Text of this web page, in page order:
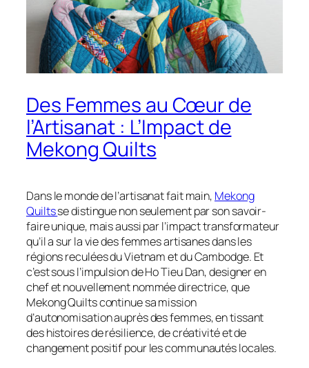
Des Femmes au Cœur de
l’Artisanat : L’Impact de
Mekong Quilts
Dans le monde de l’artisanat fait main, Mekong
Quiltsse distingue non seulement par son savoir-
faire unique, mais aussi par l’impact transformateur
qu’il a sur la vie des femmes artisanes dans les
régions reculées du Vietnam et du Cambodge. Et
c’est sous l’impulsion de Ho Tieu Dan, designer en
chef et nouvellement nommée directrice, que
Mekong Quilts continue sa mission
d’autonomisation auprès des femmes, en tissant
des histoires de résilience, de créativité et de
changement positif pour les communautés locales.